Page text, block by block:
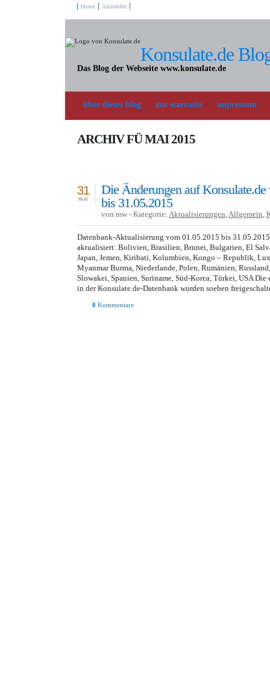
Konsulate.de
Das Blog der Webseite www.konsulate.de
Home Anmelden
über dieses blog zur startseite impressum
ARCHIV FÜ MAI 2015
Die Änderungen auf
bis 31.05.2015
31
mai
von mw - Kategorie: Aktualisierungen,Allgemein,
Datenbank-Aktualisierung vom 01.05.2015 bis
aktualisiert: Bolivien, Brasilien, Brunei, Bulgarien, El
Japan, Jemen, Kiribati, Kolumbien, Kongo – Republik,
Myanmar Burma, Niederlande, Polen, Rumänien,
Slowakei, Spanien, Suriname, Süd-Korea, Türkei, USA Die
in der Konsulate.de-Datenbank wurden soeben
0 Kommentare